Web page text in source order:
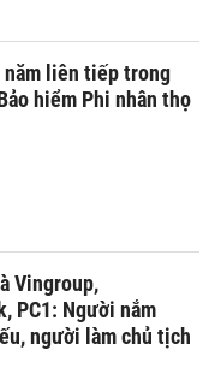
năm liên tiếp trong
hiểm Phi nhân thọ
Vingroup,
PC1: Người nắm
người làm chủ tịch